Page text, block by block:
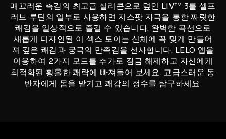
매끄러운 촉감의 최고급 실리콘으로 덮인 LIV™ 3를 셀프
러브 루틴의 일부로 사용하면 지스팟 자극을 통한 짜릿한
쾌감을 일상적으로 즐길 수 있습니다. 완벽한 곡선으로
새롭게 디자인된 이 섹스 토이는 신체에 꼭 맞게 만들어
져 깊은 쾌감과 궁극의 만족감을 선사합니다. LELO 앱을
이용하여 2가지 모드를 추가로 잠금 해제하고 자신에게
최적화된 황홀한 쾌락에 빠져들어 보세요. 고급스러운 동
반자에게 몸을 맡기고 쾌감의 정수를 탐구하세요.